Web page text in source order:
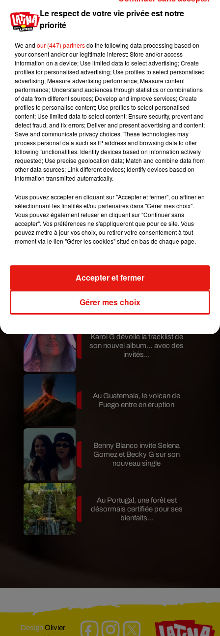
tête des réponses, grâce notamment à son lit
confortable idéal pour un petit câlin.
king
interrogés.
Ensuite, 24% des vacanciers européens avouent
préférer faire l’amour sur une plage, tandis que les
adeptes de la douche et du jacuzzi arrivent juste
derrière, suivi de très près par les amateurs de
natation (20%).Le fantasme de faire l’amour dans
un endroit public tel que dans la nature, un
bateau, un ascenseur ou un avion en plein vol
séduit finalement que très peu de vacanciers
européens. Et vous, quelles sont vos préférences
?
Mundo Latino
Guatemala : l'éruption du volcan
de Fuego est terminée
Karol G dévoile la tracklist de
son nouvel album… avec des
invités...
Au Guatemala, le volcan de
Fuego entre en éruption
Benny Blanco invite Selena
Gomez et Becky G sur son
nouveau single
Au Portugal, une forêt est
désormais certifiée pour ses
bienfaits...
DesignOlivier
Le respect de votre vie privée est notre
priorité
We and our (447) partnersdo the following data processing based on
your consent and/or our legitimate interest: Store and/or access
information on a device; Use limited data to select advertising; Create
profiles for personalised advertising; Use profiles to select personalised
advertising; Measure advertising performance; Measure content
performance; Understand audiences through statistics or combinations
of data from different sources; Develop and improve services; Create
profiles to personalise content; Use profiles to select personalised
content; Use limited data to select content; Ensure security, prevent and
detect fraud, and fix errors; Deliver and present advertising and content;
Save and communicate privacy choices. These technologies may
process personal data such as IP address and browsing data to offer
following functionalities: Identify devices based on information actively
requested; Use precise geolocation data; Match and combine data from
other data sources; Link different devices; Identify devices based on
information transmitted automatically.
Vous pouvez accepter en cliquant sur "Accepter et fermer", ou affiner en
sélectionnant les finalités et/ou partenaires dans "Gérer mes choix".
Vous pouvez également refuser en cliquant sur "Continuer sans
accepter". Vos préférences ne s'appliqueront que pour ce site. Vous
pouvez mettre à jour vos choix, ou retirer votre consentement à tout
moment via le lien "Gérer les cookies" situé en bas de chaque page.
Gérer mes choix
Accepter et fermer